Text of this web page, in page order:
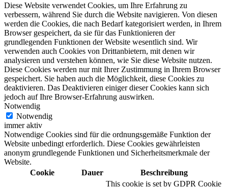
Diese Website verwendet Cookies, um Ihre Erfahrung zu
verbessern, während Sie durch die Website navigieren. Von diesen
werden die Cookies, die nach Bedarf kategorisiert werden, in Ihrem
Browser gespeichert, da sie für das Funktionieren der
grundlegenden Funktionen der Website wesentlich sind. Wir
verwenden auch Cookies von Drittanbietern, mit denen wir
analysieren und verstehen können, wie Sie diese Website nutzen.
Diese Cookies werden nur mit Ihrer Zustimmung in Ihrem Browser
gespeichert. Sie haben auch die Möglichkeit, diese Cookies zu
deaktivieren. Das Deaktivieren einiger dieser Cookies kann sich
jedoch auf Ihre Browser-Erfahrung auswirken.
Notwendig
Notwendig
immer aktiv
Notwendige Cookies sind für die ordnungsgemäße Funktion der
Website unbedingt erforderlich. Diese Cookies gewährleisten
anonym grundlegende Funktionen und Sicherheitsmerkmale der
Website.
Cookie
Dauer Beschreibung
This cookie is set by GDPR Cookie